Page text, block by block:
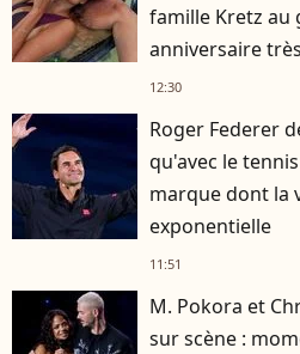
famille Kretz au
anniversaire
12:30
Roger Federer
qu'avec le
marque dont la
exponentielle
11:51
M. Pokora et
sur scène :